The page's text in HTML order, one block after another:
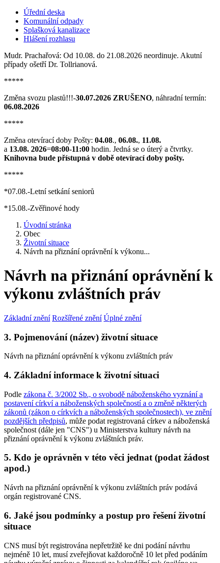
Úřední deska
Komunální odpady
Splašková kanalizace
Hlášení rozhlasu
Mudr. Prachařová: Od 10.08. do 21.08.2026 neordinuje. Akutní
případy ošetří Dr. Tollrianová.
*****
Změna svozu plastů!!!-30.07.2026 ZRUŠENO, náhradní termín:
06.08.2026
*****
Změna otevírací doby Pošty: 04.08., 06.08., 11.08.
a 13.08. 2026=08:00-11:00 hodin. Jedná se o úterý a čtvrtky.
Knihovna bude přístupná v době otevírací doby pošty.
*****
*07.08.-Letní setkání seniorů
*15.08.-Zvěřinové hody
Úvodní stránka
Obec
Životní situace
Návrh na přiznání oprávnění k výkonu...
Návrh na přiznání oprávnění k
výkonu zvláštních práv
Základní znění Rozšířené znění Úplné znění
3. Pojmenování (název) životní situace
Návrh na přiznání oprávnění k výkonu zvláštních práv
4. Základní informace k životní situaci
Podle zákona č. 3/2002 Sb., o svobodě náboženského vyznání a
postavení církví a náboženských společností a o změně některých
zákonů (zákon o církvích a náboženských společnostech), ve znění
pozdějších předpisů, může podat registrovaná církev a náboženská
společnost (dále jen "CNS") u Ministerstva kultury návrh na
přiznání oprávnění k výkonu zvláštních práv.
5. Kdo je oprávněn v této věci jednat (podat žádost
apod.)
Návrh na přiznání oprávnění k výkonu zvláštních práv podává
orgán registrované CNS.
6. Jaké jsou podmínky a postup pro řešení životní
situace
CNS musí být registrována nepřetržitě ke dni podání návrhu
nejméně 10 let, musí zveřejňovat každoročně 10 let před podáním